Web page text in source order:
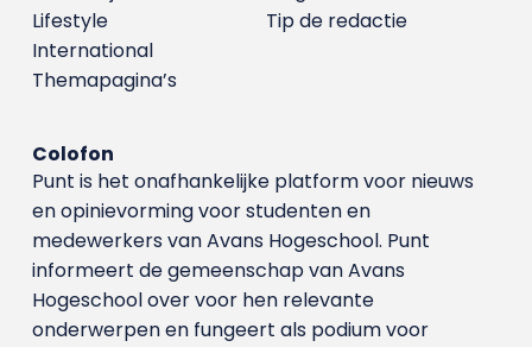
Tip de redactie
Lifestyle
International
Themapagina’s
Colofon
Punt is het onafhankelijke platform voor nieuws
en opinievorming voor studenten en
medewerkers van Avans Hoge­school. Punt
informeert de gemeenschap van Avans
Hogeschool over voor hen relevante
onderwerpen en fungeert als podium voor